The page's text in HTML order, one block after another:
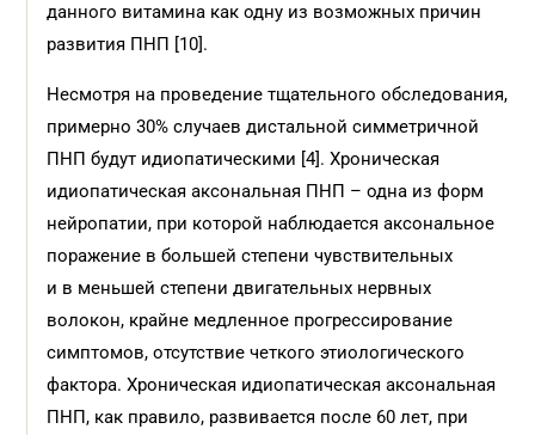
данного витамина как одну из возможных причин
развития ПНП [10].
Несмотря на проведение тщательного обследования,
примерно 30% случаев дистальной симметричной
ПНП будут идиопатическими [4]. Хроническая
идиопатическая аксональная ПНП – одна из форм
нейропатии, при которой наблюдается аксональное
поражение в большей степени чувствительных
и в меньшей степени двигательных нервных
волокон, крайне медленное прогрессирование
симптомов, отсутствие четкого этиологического
фактора. Хроническая идиопатическая аксональная
ПНП, как правило, развивается после 60 лет, при